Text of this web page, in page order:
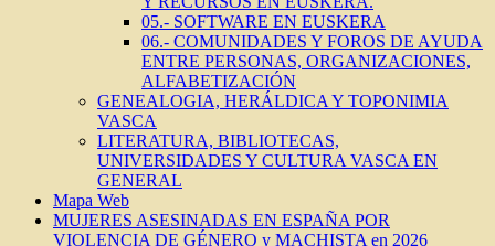
05.- SOFTWARE EN EUSKERA
06.- COMUNIDADES Y FOROS DE AYUDA
ENTRE PERSONAS, ORGANIZACIONES,
ALFABETIZACIÓN
GENEALOGIA, HERÁLDICA Y TOPONIMIA
VASCA
LITERATURA, BIBLIOTECAS,
UNIVERSIDADES Y CULTURA VASCA EN
GENERAL
Mapa Web
MUJERES ASESINADAS EN ESPAÑA POR
VIOLENCIA DE GÉNERO y MACHISTA en 2026